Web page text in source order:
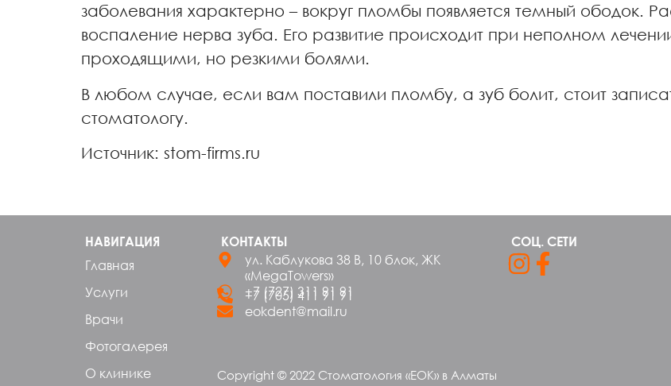
заболевания характерно – вокруг пломбы появляется темный ободок.
воспаление нерва зуба. Его развитие происходит при неполном
проходящими, но резкими болями.
В любом случае, если вам поставили пломбу, а зуб болит, стоит
стоматологу.
Источник: stom-firms.ru
НАВИГАЦИЯ
Главная
Услуги
Врачи
Фотогалерея
О клинике
КОНТАКТЫ
ул. Каблукова 38 В, 10 блок, ЖК
«MegaTowers»
+7 (727) 311 91 91
+7 (705) 411 91 91
eokdent@mail.ru
Copyright © 2022 Стоматология «ЕОК» в Алматы
СОЦ. СЕТИ